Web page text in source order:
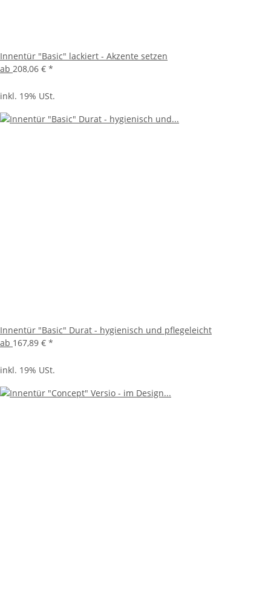
Innentür "Basic" lackiert - Akzente setzen
ab 208,06 € *
inkl. 19% USt.
Innentür "Basic" Durat - hygienisch und pflegeleicht
ab 167,89 € *
inkl. 19% USt.